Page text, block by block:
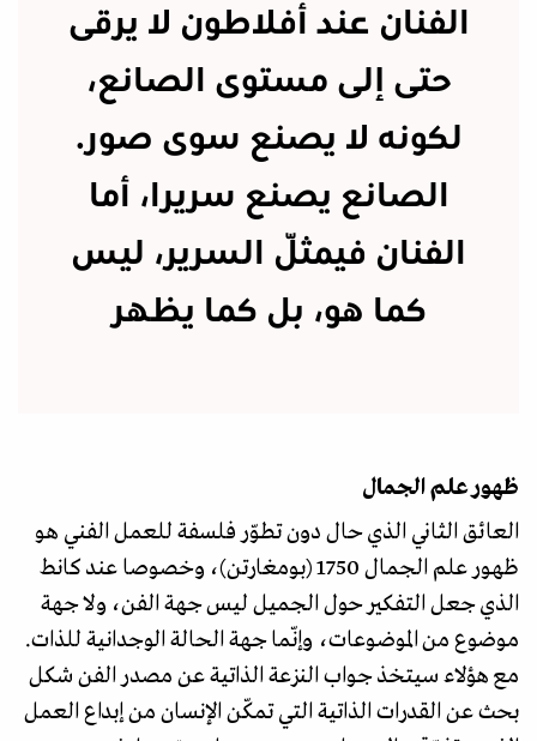
الفنان عند أفلاطون لا يرقى
حتى إلى مستوى الصانع،
لكونه لا يصنع سوى صور.
الصانع يصنع سريرا، أما
الفنان فيمثّل السرير، ليس
كما هو، بل كما يظهر
ظهور علم الجمال
العائق الثاني الذي حال دون تطوّر فلسفة للعمل الفني هو
ظهور علم الجمال 1750 (بومغارتن)، وخصوصا عند كانط
الذي جعل التفكير حول الجميل ليس جهة الفن، ولا جهة
موضوع من الموضوعات، وإنّما جهة الحالة الوجدانية للذات.
مع هؤلاء سيتخذ جواب النزعة الذاتية عن مصدر الفن شكل
بحث عن القدرات الذاتية التي تمكّن الإنسان من إبداع العمل